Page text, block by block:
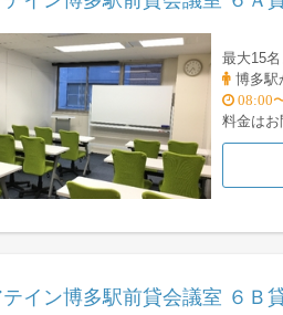
最大15
博多駅
08:00
料金は
イン博多駅前貸会議室 ６Ｂ